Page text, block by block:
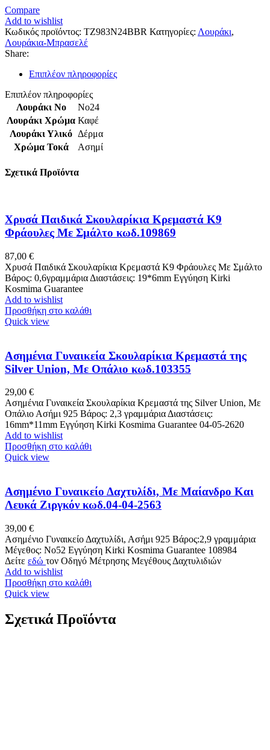
Compare
Add to wishlist
Κωδικός προϊόντος: TZ983N24BBR Κατηγορίες: Λουράκι,
Λουράκια-Μπρασελέ
Share:
Επιπλέον πληροφορίες
Επιπλέον πληροφορίες
Λουράκι Νο
No24
Λουράκι Χρώμα Καφέ
Λουράκι Υλικό Δέρμα
Χρώμα Τοκά
Ασημί
Σχετικά Προϊόντα
Χρυσά Παιδικά Σκουλαρίκια Κρεμαστά Κ9
Φράουλες Με Σμάλτο κωδ.109869
87,00 €
Χρυσά Παιδικά Σκουλαρίκια Κρεμαστά Κ9 Φράουλες Με Σμάλτο
Βάρος: 0,6γραμμάρια Διαστάσεις: 19*6mm Εγγύηση Kirki
Kosmima Guarantee
Add to wishlist
Προσθήκη στο καλάθι
Quick view
Ασημένια Γυναικεία Σκουλαρίκια Κρεμαστά της
Silver Union, Με Οπάλιο κωδ.103355
29,00 €
Ασημένια Γυναικεία Σκουλαρίκια Κρεμαστά της Silver Union, Με
Οπάλιο Ασήμι 925 Βάρος: 2,3 γραμμάρια Διαστάσεις:
16mm*11mm Εγγύηση Kirki Kosmima Guarantee 04-05-2620
Add to wishlist
Προσθήκη στο καλάθι
Quick view
Ασημένιο Γυναικείο Δαχτυλίδι, Με Μαίανδρο Και
Λευκά Ζιργκόν κωδ.04-04-2563
39,00 €
Ασημένιο Γυναικείο Δαχτυλίδι, Ασήμι 925 Βάρος:2,9 γραμμάρια
Μέγεθος: No52 Εγγύηση Kirki Kosmima Guarantee 108984
Δείτε εδώ τον Οδηγό Μέτρησης Μεγέθους Δαχτυλιδιών
Add to wishlist
Προσθήκη στο καλάθι
Quick view
Σχετικά Προϊόντα